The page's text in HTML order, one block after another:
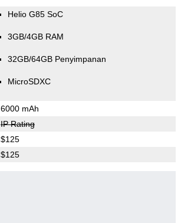
Helio G85 SoC
3GB/4GB RAM
32GB/64GB Penyimpanan
MicroSDXC
6000 mAh
IP Rating
$125
$125